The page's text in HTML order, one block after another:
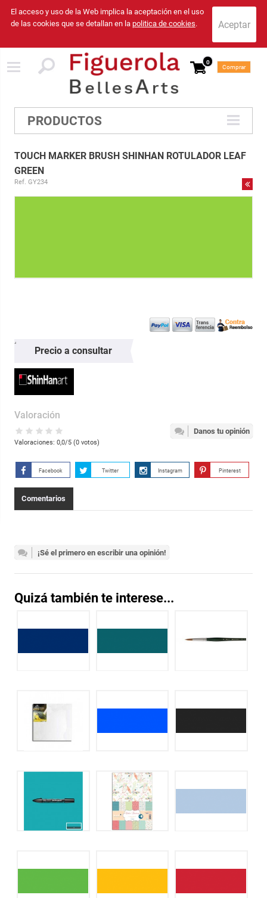
El acceso y uso de la Web implica la aceptación en el uso
de las cookies que se detallan en la politica de cookies.
0
Comprar
PRODUCTOS
TOUCH MARKER BRUSH SHINHAN ROTULADOR LEAF
GREEN
Ref. GY234
Precio a consultar
Danos tu opinión
Valoración
Valoraciones: 0,0/5 (0votos)
Facebook Twitter Instagram Pinterest
Comentarios
¡Sé el primero en escribir una opinión!
Quizá también te interese...